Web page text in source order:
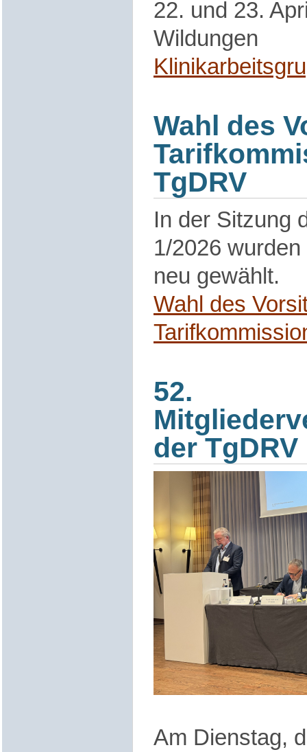
22. und 23.
Wildungen
Wahl des
TgDRV
In der Sitzung
1/2026
neu gewählt.
Wahl des
52.
der TgDRV
Am Dienstag,